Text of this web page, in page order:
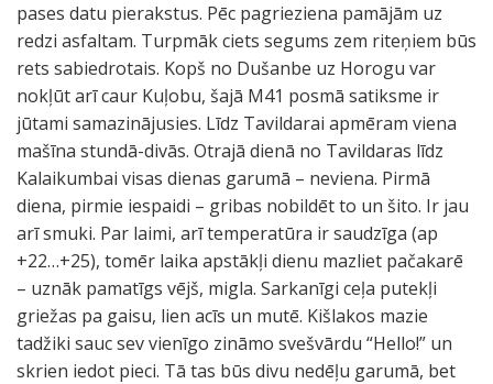
pases datu pierakstus. Pēc pagrieziena pamājām uz
redzi asfaltam. Turpmāk ciets segums zem riteņiem būs
rets sabiedrotais. Kopš no Dušanbe uz Horogu var
nokļūt arī caur Kuļobu, šajā M41 posmā satiksme ir
jūtami samazinājusies. Līdz Tavildarai apmēram viena
mašīna stundā-divās. Otrajā dienā no Tavildaras līdz
Kalaikumbai visas dienas garumā – neviena. Pirmā
diena, pirmie iespaidi – gribas nobildēt to un šito. Ir jau
arī smuki. Par laimi, arī temperatūra ir saudzīga (ap
+22…+25), tomēr laika apstākļi dienu mazliet pačakarē
– uznāk pamatīgs vējš, migla. Sarkanīgi ceļa putekļi
griežas pa gaisu, lien acīs un mutē. Kišlakos mazie
tadžiki sauc sev vienīgo zināmo svešvārdu “Hello!” un
skrien iedot pieci. Tā tas būs divu nedēļu garumā, bet